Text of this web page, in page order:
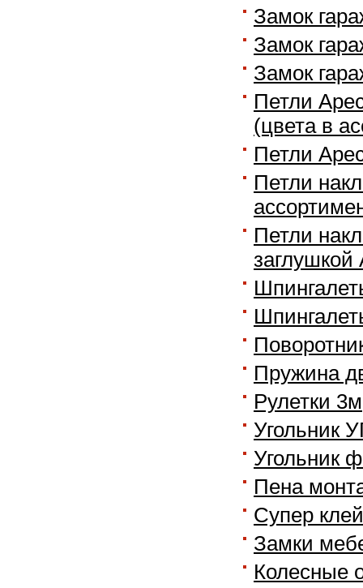
Замок
Замок
Замок
Петли
(цвета в
Петли
Петли
Петли
заглушкой
Пружина
Рулетки
Угольник
Угольник
Пена
Супер
Замки
Колесные